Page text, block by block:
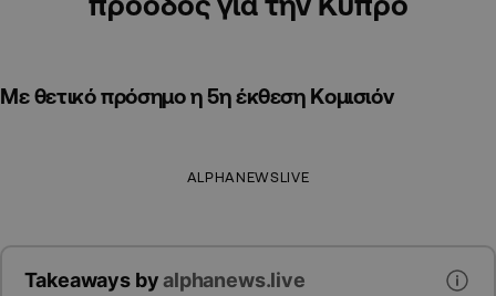
Με θετικό πρόσημο η 5η έκθεση Κομισιόν
ALPHANEWSLIVE
Takeaways byalphanews.live